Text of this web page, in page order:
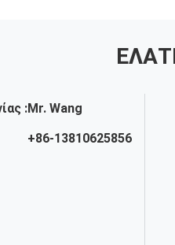
:Mr. Wang
+86-13810625856